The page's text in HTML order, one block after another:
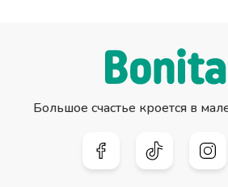
Большое счастье кроется в